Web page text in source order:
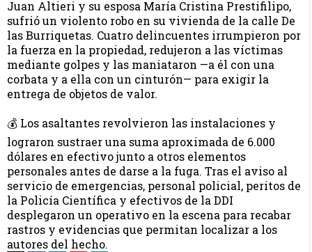
Juan Altieri y su esposa María Cristina Prestifilipo,
sufrió un violento robo en su vivienda de la calle De
las Burriquetas. Cuatro delincuentes irrumpieron por
la fuerza en la propiedad, redujeron a las víctimas
mediante golpes y las maniataron —a él con una
corbata y a ella con un cinturón— para exigir la
entrega de objetos de valor.
💰 Los asaltantes revolvieron las instalaciones y
lograron sustraer una suma aproximada de 6.000
dólares en efectivo junto a otros elementos
personales antes de darse a la fuga. Tras el aviso al
servicio de emergencias, personal policial, peritos de
la Policía Científica y efectivos de la DDI
desplegaron un operativo en la escena para recabar
rastros y evidencias que permitan localizar a los
autores del hecho.